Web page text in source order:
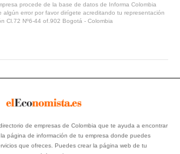
procede de la base de datos de Informa Colombia
algún error por favor dirígete acreditando tu representación
Cl.72 Nº6-44 of.902 Bogotá - Colombia
de empresas de Colombia que te ayuda a encontrar
página de información de tu empresa donde puedes
que ofreces. Puedes crear la página web de tu